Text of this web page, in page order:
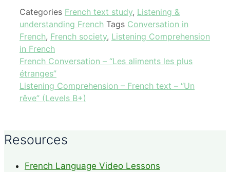
Categories French text study, Listening &
understanding French Tags Conversation in
French, French society, Listening Comprehension
in French
French Conversation – “Les aliments les plus
étranges”
Listening Comprehension – French text – “Un
rêve” (Levels B+)
Resources
French Language Video Lessons